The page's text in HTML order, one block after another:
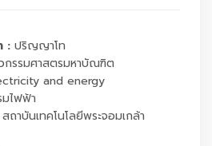
: ปริญญาโท
กรรมศาสตรมหาบัณฑิต
and energy
ไฟฟ้า
สถาบันเทคโนโลยีพระจอมเกล้า